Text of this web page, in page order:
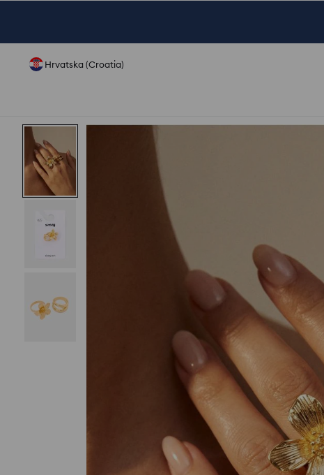
Hrvatska (Croatia)